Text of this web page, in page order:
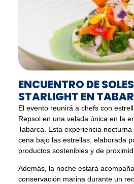
ENCUENTRO DE
STARLIGHT EN
El evento reunirá a chefs con
Repsol en una velada única en la
Tabarca. Esta experiencia
cena bajo las estrellas, elaborada
productos sostenibles y de
Además, la noche estará
conservación marina durante un